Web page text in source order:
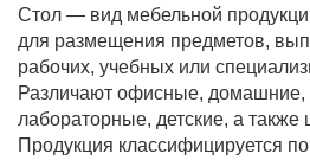
Стол — вид мебельной
для размещения предметов,
рабочих, учебных или
Различают офисные, домашние,
лабораторные, детские, а
Продукция классифицируется